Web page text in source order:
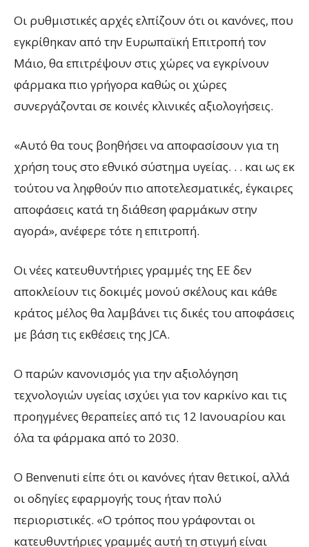
Οι ρυθμιστικές αρχές ελπίζουν ότι οι κανόνες, που
εγκρίθηκαν από την Ευρωπαϊκή Επιτροπή τον
Μάιο, θα επιτρέψουν στις χώρες να εγκρίνουν
φάρμακα πιο γρήγορα καθώς οι χώρες
συνεργάζονται σε κοινές κλινικές αξιολογήσεις.
«Αυτό θα τους βοηθήσει να αποφασίσουν για τη
χρήση τους στο εθνικό σύστημα υγείας. . . και ως εκ
τούτου να ληφθούν πιο αποτελεσματικές, έγκαιρες
αποφάσεις κατά τη διάθεση φαρμάκων στην
αγορά», ανέφερε τότε η επιτροπή.
Οι νέες κατευθυντήριες γραμμές της ΕΕ δεν
αποκλείουν τις δοκιμές μονού σκέλους και κάθε
κράτος μέλος θα λαμβάνει τις δικές του αποφάσεις
με βάση τις εκθέσεις της JCA.
Ο παρών κανονισμός για την αξιολόγηση
τεχνολογιών υγείας ισχύει για τον καρκίνο και τις
προηγμένες θεραπείες από τις 12 Ιανουαρίου και
όλα τα φάρμακα από το 2030.
Ο Benvenuti είπε ότι οι κανόνες ήταν θετικοί, αλλά
οι οδηγίες εφαρμογής τους ήταν πολύ
περιοριστικές. «Ο τρόπος που γράφονται οι
κατευθυντήριες γραμμές αυτή τη στιγμή είναι